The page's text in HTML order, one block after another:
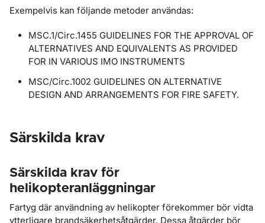
Exempelvis kan följande metoder användas:
MSC.1/Circ.1455 GUIDELINES FOR THE APPROVAL OF
ALTERNATIVES AND EQUIVALENTS AS PROVIDED
FOR IN VARIOUS IMO INSTRUMENTS
MSC/Circ.1002 GUIDELINES ON ALTERNATIVE
DESIGN AND ARRANGEMENTS FOR FIRE SAFETY.
Särskilda krav
Särskilda krav för
helikopteranläggningar
Fartyg där användning av helikopter förekommer bör vidta
ytterligare brandsäkerhetsåtgärder. Dessa åtgärder bör